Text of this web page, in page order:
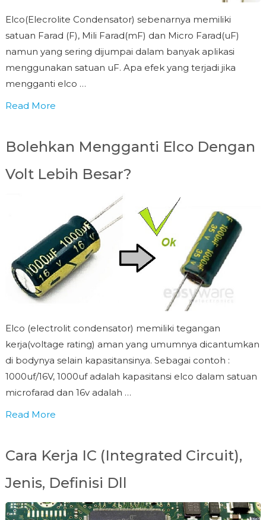
Elco(Elecrolite Condensator) sebenarnya memiliki
satuan Farad (F), Mili Farad(mF) dan Micro Farad(uF)
namun yang sering dijumpai dalam banyak aplikasi
menggunakan satuan uF. Apa efek yang terjadi jika
mengganti elco …
Read More
Bolehkan Mengganti Elco Dengan
Volt Lebih Besar?
Elco (electrolit condensator) memiliki tegangan
kerja(voltage rating) aman yang umumnya dicantumkan
di bodynya selain kapasitansinya. Sebagai contoh :
1000uf/16V, 1000uf adalah kapasitansi elco dalam satuan
microfarad dan 16v adalah …
Read More
Cara Kerja IC (Integrated Circuit),
Jenis, Definisi Dll